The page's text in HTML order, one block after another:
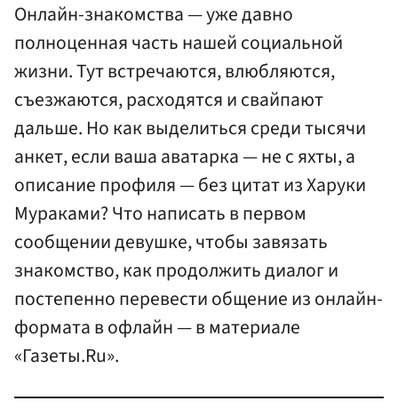
Онлайн-знакомства — уже давно
полноценная часть нашей социальной
жизни. Тут встречаются, влюбляются,
съезжаются, расходятся и свайпают
дальше. Но как выделиться среди тысячи
анкет, если ваша аватарка — не с яхты, а
описание профиля — без цитат из Харуки
Мураками? Что написать в первом
сообщении девушке, чтобы завязать
знакомство, как продолжить диалог и
постепенно перевести общение из онлайн-
формата в офлайн — в материале
«Газеты.Ru».